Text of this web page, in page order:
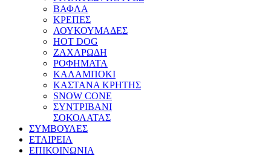
ΒΑΦΛΑ
ΚΡΕΠΕΣ
ΛΟΥΚΟΥΜΑΔΕΣ
HOT DOG
ΖΑΧΑΡΩΔΗ
ΡΟΦΗΜΑΤΑ
ΚΑΛΑΜΠΟΚΙ
ΚΑΣΤΑΝΑ ΚΡΗΤΗΣ
SNOW CONE
ΣΥΝΤΡΙΒΑΝΙ
ΣΟΚΟΛΑΤΑΣ
ΣΥΜΒΟΥΛΕΣ
ΕΤΑΙΡΕΙΑ
ΕΠΙΚΟΙΝΩΝΙΑ